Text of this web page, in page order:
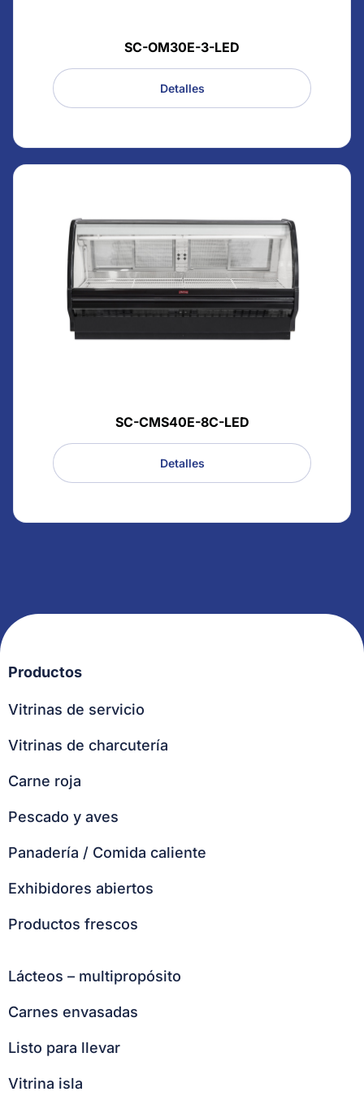
SC-OM30E-3-LED
Detalles
SC-CMS40E-8C-LED
Detalles
Productos
Vitrinas de servicio
Vitrinas de charcutería
Carne roja
Pescado y aves
Panadería / Comida caliente
Exhibidores abiertos
Productos frescos
Lácteos – multipropósito
Carnes envasadas
Listo para llevar
Vitrina isla